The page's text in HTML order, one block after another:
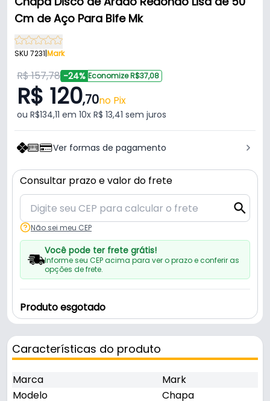
Cm de Aço Para Bife Mk
SKU 7231|Mark
R$ 157,78 -24% Economize R$37,08
R$ 120,70no Pix
ou R$134,11 em 10x R$ 13,41 sem juros
Ver formas de pagamento
Consultar prazo e valor do frete
Não sei meu CEP
Você pode ter frete grátis!
Informe seu CEP acima para ver o prazo e conferir as
opções de frete.
Produto esgotado
Características do produto
Marca
Mark
Modelo
Chapa